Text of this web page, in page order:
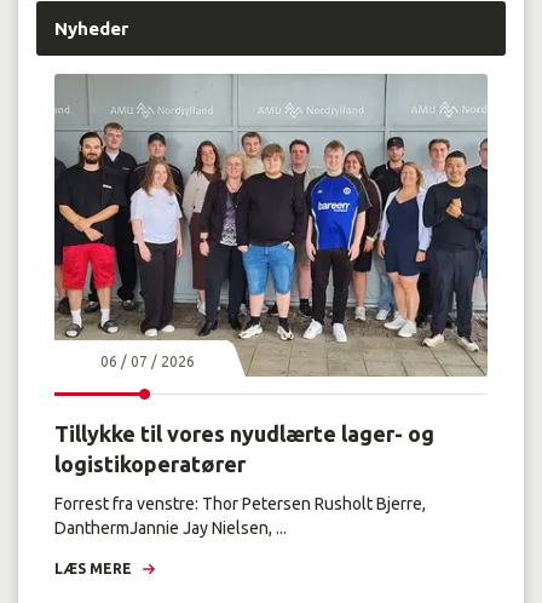
Nyheder
06 / 07 / 2026
Tillykke til vores nyudlærte lager- og
logistikoperatører
Forrest fra venstre: Thor Petersen Rusholt Bjerre,
DanthermJannie Jay Nielsen, ...
LÆS MERE